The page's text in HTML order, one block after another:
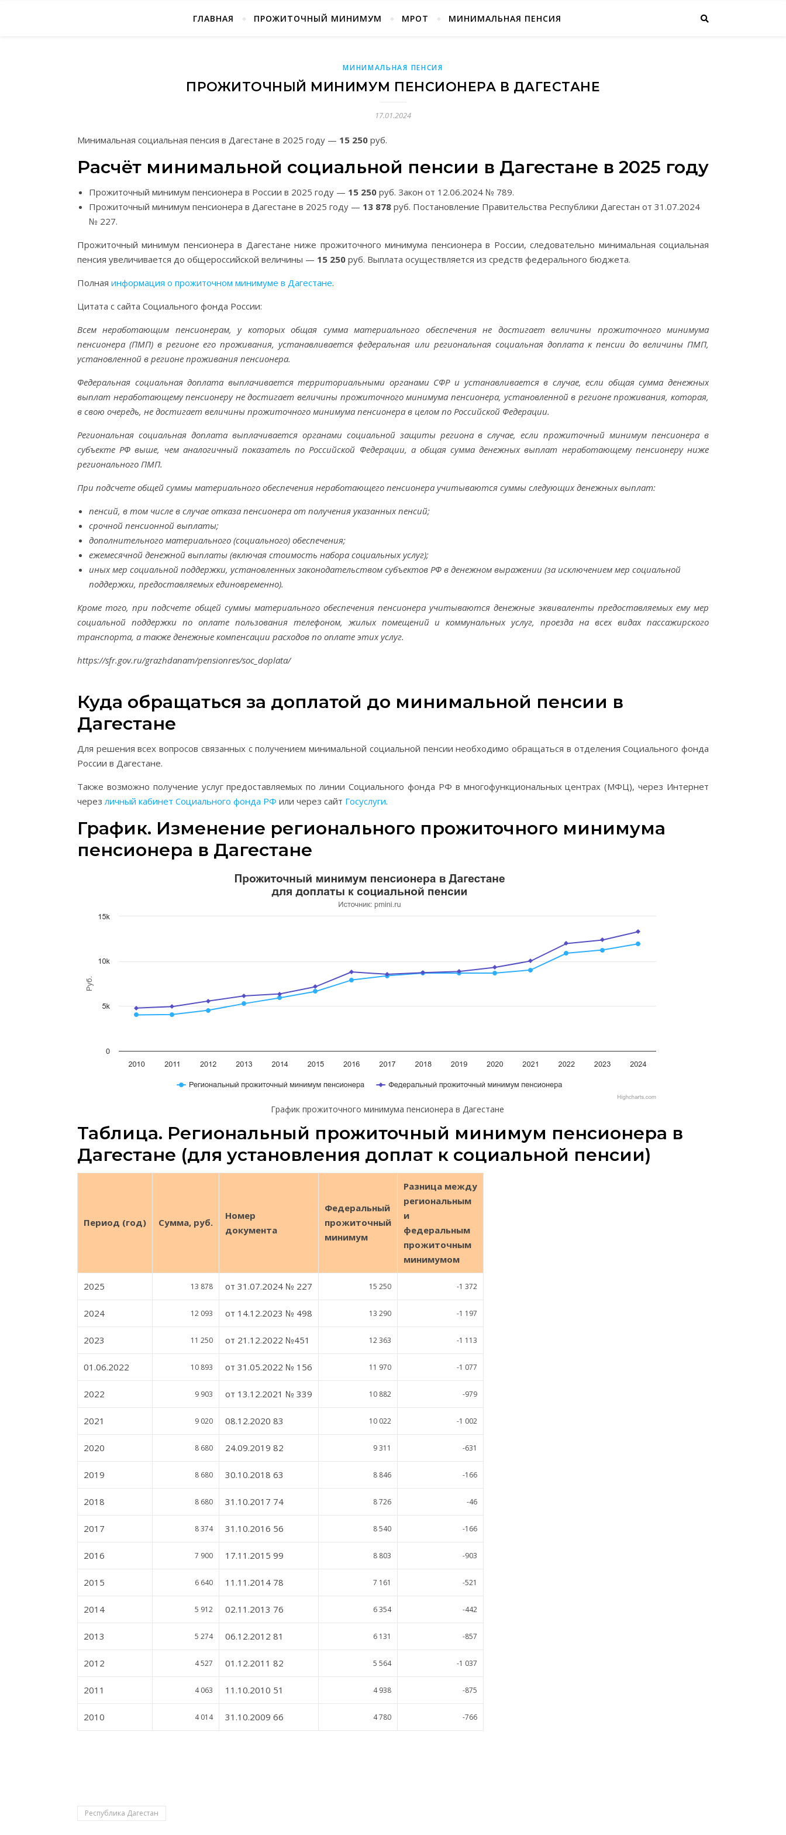
ГЛАВНАЯ ПРОЖИТОЧНЫЙ МИНИМУМ МРОТ МИНИМАЛЬНАЯ ПЕНСИЯ
МИНИМАЛЬНАЯ ПЕНСИЯ
ПРОЖИТОЧНЫЙ МИНИМУМ ПЕНСИОНЕРА В ДАГЕСТАНЕ
17.01.2024
Минимальная социальная пенсия в Дагестане в 2025 году — 15 250 руб.
Расчёт минимальной социальной пенсии в Дагестане в 2025 году
Прожиточный минимум пенсионера в России в 2025 году — 15 250 руб. Закон от 12.06.2024 № 789.
Прожиточный минимум пенсионера в Дагестане в 2025 году — 13 878 руб. Постановление Правительства Республики Дагестан от 31.07.2024
№ 227.
Прожиточный минимум пенсионера в Дагестане ниже прожиточного минимума пенсионера в России, следовательно минимальная социальная
пенсия увеличивается до общероссийской величины — 15 250 руб. Выплата осуществляется из средств федерального бюджета.
Полная информация о прожиточном минимуме в Дагестане.
Цитата с сайта Социального фонда России:
Всем неработающим пенсионерам, у которых общая сумма материального обеспечения не достигает величины прожиточного минимума
пенсионера (ПМП) в регионе его проживания, устанавливается федеральная или региональная социальная доплата к пенсии до величины ПМП,
установленной в регионе проживания пенсионера.
Федеральная социальная доплата выплачивается территориальными органами СФР и устанавливается в случае, если общая сумма денежных
выплат неработающему пенсионеру не достигает величины прожиточного минимума пенсионера, установленной в регионе проживания, которая,
в свою очередь, не достигает величины прожиточного минимума пенсионера в целом по Российской Федерации.
Региональная социальная доплата выплачивается органами социальной защиты региона в случае, если прожиточный минимум пенсионера в
субъекте РФ выше, чем аналогичный показатель по Российской Федерации, а общая сумма денежных выплат неработающему пенсионеру ниже
регионального ПМП.
При подсчете общей суммы материального обеспечения неработающего пенсионера учитываются суммы следующих денежных выплат:
пенсий, в том числе в случае отказа пенсионера от получения указанных пенсий;
срочной пенсионной выплаты;
дополнительного материального (социального) обеспечения;
ежемесячной денежной выплаты (включая стоимость набора социальных услуг);
иных мер социальной поддержки, установленных законодательством субъектов РФ в денежном выражении (за исключением мер социальной
поддержки, предоставляемых единовременно).
Кроме того, при подсчете общей суммы материального обеспечения пенсионера учитываются денежные эквиваленты предоставляемых ему мер
социальной поддержки по оплате пользования телефоном, жилых помещений и коммунальных услуг, проезда на всех видах пассажирского
транспорта, а также денежные компенсации расходов по оплате этих услуг.
https://sfr.gov.ru/grazhdanam/pensionres/soc_doplata/
Куда обращаться за доплатой до минимальной пенсии в
Дагестане
Для решения всех вопросов связанных с получением минимальной социальной пенсии необходимо обращаться в отделения Социального фонда
России в Дагестане.
Также возможно получение услуг предоставляемых по линии Социального фонда РФ в многофункциональных центрах (МФЦ), через Интернет
черезличный кабинет Социального фонда РФ или через сайт Госуслуги.
График. Изменение регионального прожиточного минимума
пенсионера в Дагестане
График прожиточного минимума пенсионера в Дагестане
Таблица. Региональный прожиточный минимум пенсионера в
Дагестане (для установления доплат к социальной пенсии)
Период (год) Сумма, руб.
Номер
документа
Федеральный
прожиточный
минимум
Разница между
региональным
и
федеральным
прожиточным
минимумом
2025 13 878 от 31.07.2024 № 227 15 250 -1 372
2024 12 093 от 14.12.2023 № 498 13 290 -1 197
2023 11 250 от 21.12.2022 №451 12 363 -1 113
01.06.2022 10 893 от 31.05.2022 № 156 11 970 -1 077
2022 9 903 от 13.12.2021 № 339 10 882 -979
2021 9 020 08.12.2020 83 10 022 -1 002
2020 8 680 24.09.2019 82 9 311 -631
2019 8 680 30.10.2018 63 8 846 -166
2018 8 680 31.10.2017 74 8 726 -46
2017 8 374 31.10.2016 56 8 540 -166
2016 7 900 17.11.2015 99 8 803 -903
2015 6 640 11.11.2014 78 7 161 -521
2014 5 912 02.11.2013 76 6 354 -442
2013 5 274 06.12.2012 81 6 131 -857
2012 4 527 01.12.2011 82 5 564 -1 037
2011 4 063 11.10.2010 51 4 938 -875
2010 4 014 31.10.2009 66 4 780 -766
Республика Дагестан